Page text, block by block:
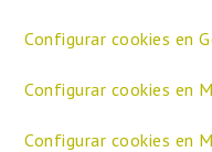
Configurar cookies en
Configurar cookies en
Configurar cookies en